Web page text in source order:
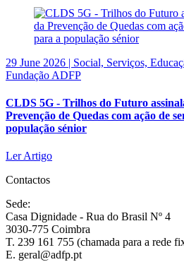
29 June 2026 | Social, Serviços,
Fundação ADFP
CLDS 5G - Trilhos do Futuro
Prevenção de Quedas com ação de
população sénior
Ler Artigo
Contactos
Sede:
Casa Dignidade - Rua do Brasil Nº 4
3030-775 Coimbra
T. 239 161 755 (chamada para a rede
E. geral@adfp.pt